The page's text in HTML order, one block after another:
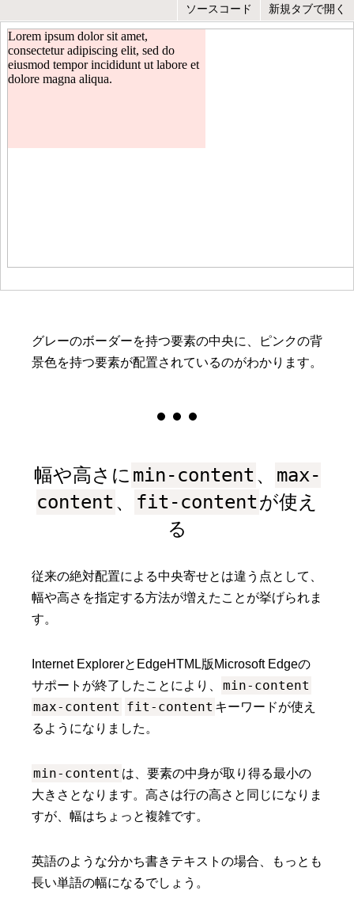
グレーのボーダーを持つ要素の中央に、ピンクの背
景色を持つ要素が配置されているのがわかります。
幅や高さに min-content 、
max-
content 、 fit-contentが使え
る
従来の絶対配置による中央寄せとは違う点として、
幅や高さを指定する方法が増えたことが挙げられま
す。
Internet ExplorerとEdgeHTML版Microsoft Edgeの
サポートが終了したことにより、
min-content
max-content fit-content キーワードが使え
るようになりました。
min-content は、要素の中身が取り得る最小の
大きさとなります。高さは行の高さと同じになりま
すが、幅はちょっと複雑です。
英語のような分かち書きテキストの場合、もっとも
長い単語の幅になるでしょう。